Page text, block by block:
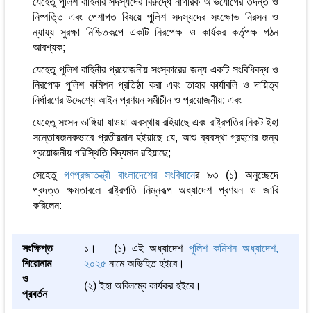
নিষ্পত্তি এবং পেশাগত বিষয়ে পুলিশ সদস্যদের সংক্ষোভ নিরসন ও
ন্যায্য সুরক্ষা নিশ্চিতকল্পে একটি নিরপেক্ষ ও কার্যকর কর্তৃপক্ষ গঠন
আবশ্যক;
যেহেতু পুলিশ বাহিনীর প্রয়োজনীয় সংস্কারের জন্য একটি সংবিধিবদ্ধ ও
নিরপেক্ষ পুলিশ কমিশন প্রতিষ্ঠা করা এবং তাহার কার্যাবলি ও দায়িত্ব
নির্ধারণের উদ্দেশ্যে আইন প্রণয়ন সমীচীন ও প্রয়োজনীয়; এবং
যেহেতু সংসদ ভাঙ্গিয়া যাওয়া অবস্থায় রহিয়াছে এবং রাষ্ট্রপতির নিকট ইহা
সন্তোষজনকভাবে প্রতীয়মান হইয়াছে যে, আশু ব্যবস্থা গ্রহণের জন্য
প্রয়োজনীয় পরিস্থিতি বিদ্যমান রহিয়াছে;
সেহেতু গণপ্রজাতন্ত্রী বাংলাদেশের সংবিধানের ৯৩ (১) অনুচ্ছেদে
প্রদত্ত ক্ষমতাবলে রাষ্ট্রপতি নিম্নরূপ অধ্যাদেশ প্রণয়ন ও জারি
করিলেন:
সংক্ষিপ্ত
শিরোনাম
ও
প্রবর্তন
১। (১) এই অধ্যাদেশ পুলিশ কমিশন অধ্যাদেশ,
২০২৫ নামে অভিহিত হইবে।
(২) ইহা অবিলম্বে কার্যকর হইবে।